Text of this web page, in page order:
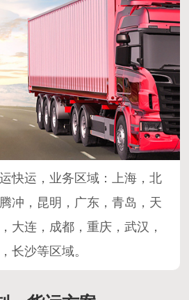
快运，业务区域：上海，北
冲，昆明，广东，青岛，天
大连，成都，重庆，武汉，
长沙等区域。